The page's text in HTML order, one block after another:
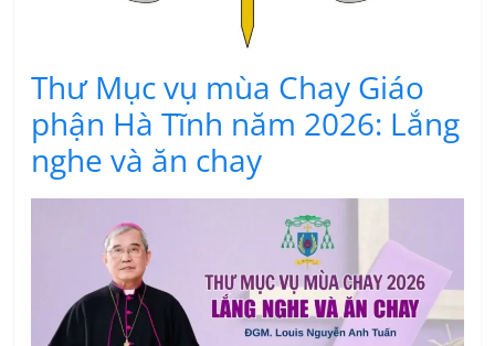
Thư Mục vụ mùa Chay Giáo
phận Hà Tĩnh năm 2026: Lắng
nghe và ăn chay